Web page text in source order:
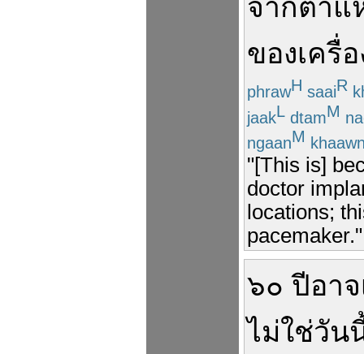
จากตำแ
ของเครื่
phrawH saaiR
jaakL dtamM
ngaanM
"[This is]
doctor
locations;
pacemaker."
๖๐ ปีอาจ
ไม่ใช่วัน